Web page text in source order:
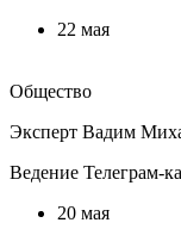
22 мая
Общество
Эксперт Вадим
Ведение Телеграм-
20 мая